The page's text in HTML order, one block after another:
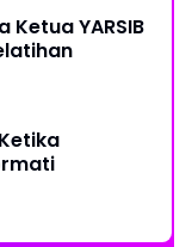
YARSIB